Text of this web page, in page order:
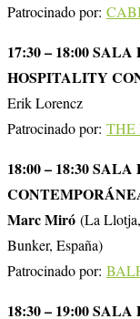
Patrocinado por:
17:30 – 18:00
HOSPITALITY
Erik Lorencz
Patrocinado por: THE
18:00 – 18:30
Marc Miró (La
Bunker, España)
Patrocinado por:
18:30 – 19:00